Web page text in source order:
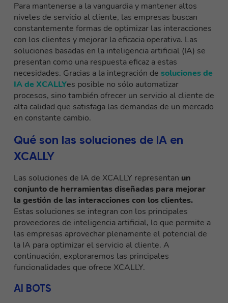
Para mantenerse a la vanguardia y mantener altos
niveles de servicio al cliente, las empresas buscan
constantemente formas de optimizar las interacciones
con los clientes y mejorar la eficacia operativa. Las
soluciones basadas en la inteligencia artificial (IA) se
presentan como una respuesta eficaz a estas
necesidades. Gracias a la integración de soluciones de
IA de XCALLYes posible no sólo automatizar
procesos, sino también ofrecer un servicio al cliente de
alta calidad que satisfaga las demandas de un mercado
en constante cambio.
Qué son las soluciones de IA en
XCALLY
Las soluciones de IA de XCALLY representan un
conjunto de herramientas diseñadas para mejorar
la gestión de las interacciones con los clientes.
Estas soluciones se integran con los principales
proveedores de inteligencia artificial, lo que permite a
las empresas aprovechar plenamente el potencial de
la IA para optimizar el servicio al cliente. A
continuación, exploraremos las principales
funcionalidades que ofrece XCALLY.
AI BOTS